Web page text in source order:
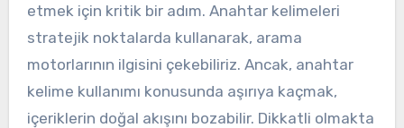
etmek için kritik bir adım. Anahtar kelimeleri
stratejik noktalarda kullanarak, arama
motorlarının ilgisini çekebiliriz. Ancak, anahtar
kelime kullanımı konusunda aşırıya kaçmak,
içeriklerin doğal akışını bozabilir. Dikkatli olmakta